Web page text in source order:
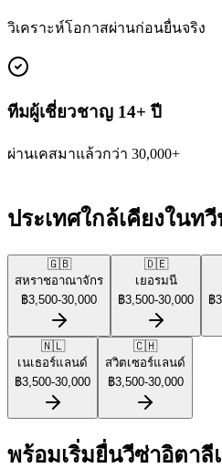
วิเคราะห์โอกาสผ่านก่อนยื่นจริง
ทีมผู้เชี่ยวชาญ 14+ ปี
ผ่านเคสมาแล้วกว่า 30,000+
ประเทศใกล้เคียงในท
🇬🇧
สหราชอาณาจักร
฿3,500-30,000
🇩🇪
เยอรมนี
฿3,500-30,000
฿
🇳🇱
เนเธอร์แลนด์
฿3,500-30,000
🇨🇭
สวิตเซอร์แลนด์
฿3,500-30,000
พร้อมเริ่มยื่นวีซ่าอิตาลี